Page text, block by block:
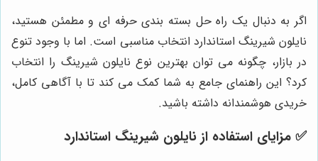
اگر به دنبال یک راه حل بسته بندی حرفه ای و مطمئن هستید،
نایلون شیرینگ استاندارد انتخاب مناسبی است. اما با وجود تنوع
در بازار، چگونه می توان بهترین نوع نایلون شیرینگ را انتخاب
کرد؟ این راهنمای جامع به شما کمک می کند تا با آگاهی کامل،
خریدی هوشمندانه داشته باشید.
✅ مزایای استفاده از نایلون شیرینگ استاندارد